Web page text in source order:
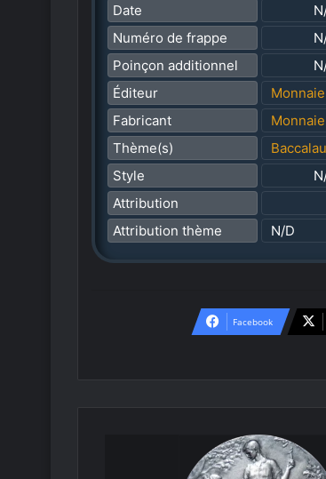
Date
Numéro de frappe
Poinçon additionnel
Éditeur
Fabricant
Thème(s)
Style
Attribution
Attribution thème
N/D
Facebook